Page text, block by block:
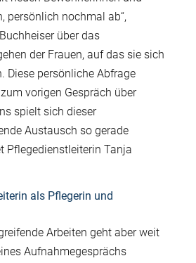
persönlich nochmal ab“,
über das
der Frauen, auf das sie sich
Diese persönliche Abfrage
vorigen Gespräch über
spielt sich dieser
Austausch so gerade
Pflegedienstleiterin Tanja
als Pflegerin und
Arbeiten geht aber weit
Aufnahmegesprächs